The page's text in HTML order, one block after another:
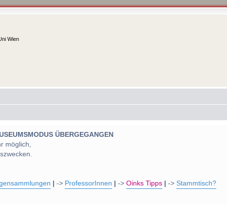
Wien
ÜBERGEGANGEN
möglich,
-> ProfessorInnen -> Oinks Tipps -> Stammtisch?